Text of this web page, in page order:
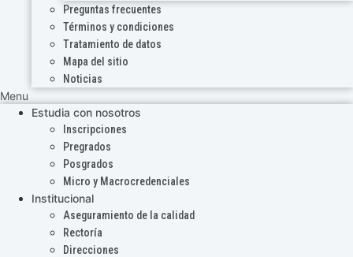
Preguntas frecuentes
Términos y condiciones
Tratamiento de datos
Mapa del sitio
Noticias
Menu
Estudia con nosotros
Inscripciones
Pregrados
Posgrados
Micro y Macrocredenciales
Institucional
Aseguramiento de la calidad
Rectoría
Direcciones